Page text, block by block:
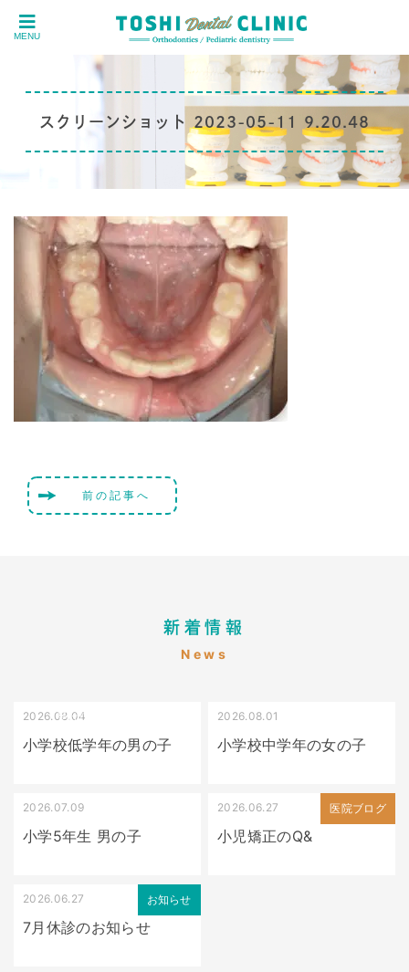
MENU
スクリーンショット 2023-05-11 9.20.48
前の記事へ
新着情報
News
受け口（しゃくれている）
2026.08.04
小学校低学年の男の子
2026.08.01
小学校中学年の女の子
2026.07.09
小学5年生 男の子
医院ブログ
2026.06.27
小児矯正のQ&
お知らせ
2026.06.27
7月休診のお知らせ